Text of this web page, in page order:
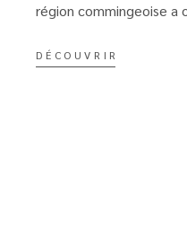
région commingeoise
DÉCOUVRIR